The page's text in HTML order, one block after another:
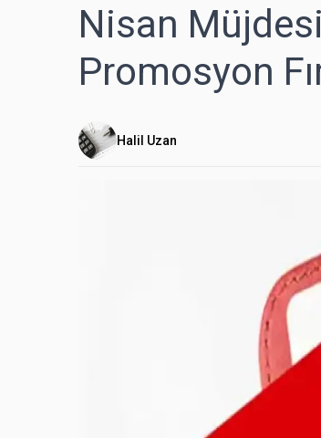
Nisan
Promosyon
Halil Uzan